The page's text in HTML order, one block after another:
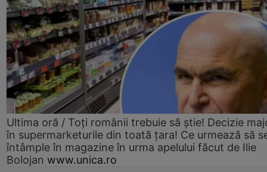
Ultima oră / Toți românii trebuie să știe! Decizie
în supermarketurile din toată țara! Ce urmează să
întâmple în magazine în urma apelului făcut de Ilie
Bolojan www.unica.ro